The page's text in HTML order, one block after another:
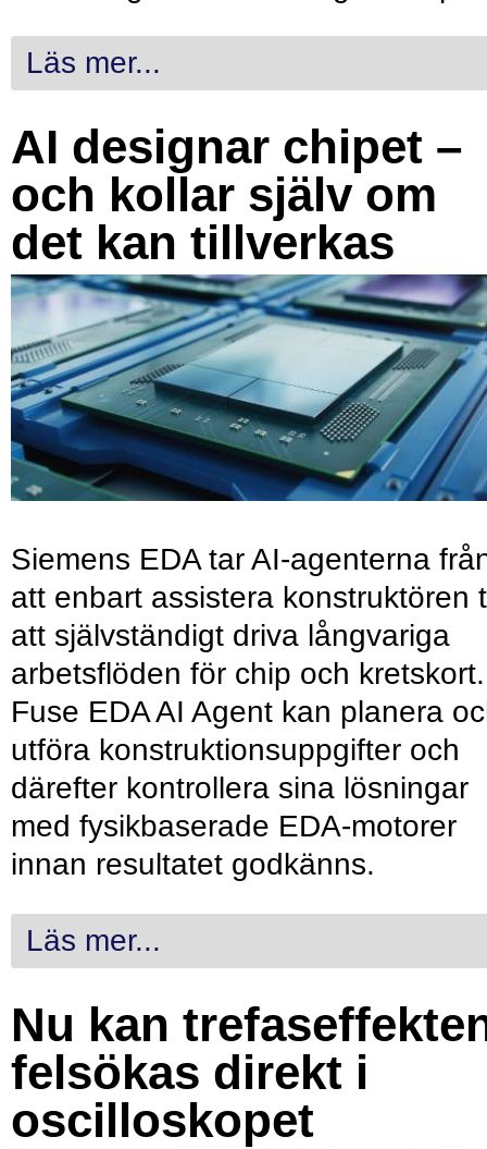
Läs mer...
AI designar chipet –
och kollar själv om
det kan tillverkas
Siemens EDA tar AI-agenterna
att enbart assistera konstruktören
att självständigt driva långvariga
arbetsflöden för chip och kretskort.
Fuse EDA AI Agent kan planera
utföra konstruktionsuppgifter och
därefter kontrollera sina lösningar
med fysikbaserade EDA-motorer
innan resultatet godkänns.
Läs mer...
Nu kan
felsökas direkt i
oscilloskopet